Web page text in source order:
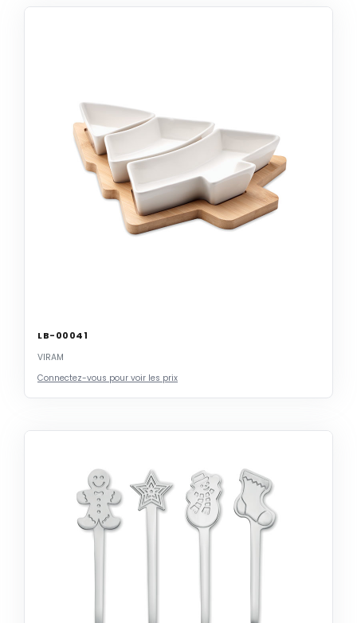
LB-00041
VIRAM
Connectez-vous pour voir les prix